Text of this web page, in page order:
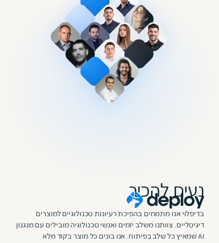
נעים להכיר
בדיפלוי אנו מתמחים בהפיכת רעיונות טכנולוגיים למוצרים
דיגיטליים. צוותנו משלב יזמים ואנשי טכנולוגיה מובילים עם מנגנון
AI שמאיץ כל שלב בפיתוח. אנו בונים כל מוצר בקוד מלא